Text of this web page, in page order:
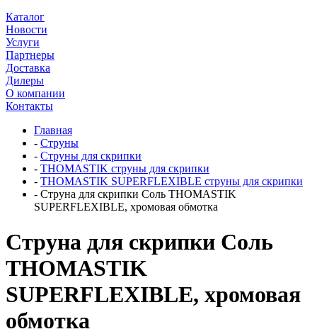
Каталог
Новости
Услуги
Партнеры
Доставка
Дилеры
О компании
Контакты
Главная
- Струны
- Струны для скрипки
- THOMASTIK струны для скрипки
- THOMASTIK SUPERFLEXIBLE струны для скрипки
- Струна для скрипки Соль THOMASTIK
SUPERFLEXIBLE, хромовая обмотка
Струна для скрипки Соль
THOMASTIK
SUPERFLEXIBLE, хромовая
обмотка